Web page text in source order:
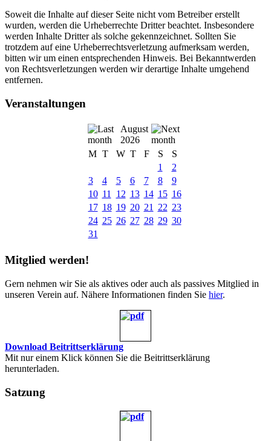
Soweit die Inhalte auf dieser Seite nicht vom Betreiber erstellt
wurden, werden die Urheberrechte Dritter beachtet. Insbesondere
werden Inhalte Dritter als solche gekennzeichnet. Sollten Sie
trotzdem auf eine Urheberrechtsverletzung aufmerksam werden,
bitten wir um einen entsprechenden Hinweis. Bei Bekanntwerden
von Rechtsverletzungen werden wir derartige Inhalte umgehend
entfernen.
Veranstaltungen
August
2026
M T W T F S
S
1
2
3
4 5 6 7 8
9
10 11 12 13 14 15 16
17 18 19 20 21 22 23
24 25 26 27 28 29 30
31
Mitglied werden!
Gern nehmen wir Sie als aktives oder auch als passives Mitglied in
unseren Verein auf. Nähere Informationen finden Sie hier.
Download Beitrittserklärung
Mit nur einem Klick können Sie die Beitrittserklärung
herunterladen.
Satzung